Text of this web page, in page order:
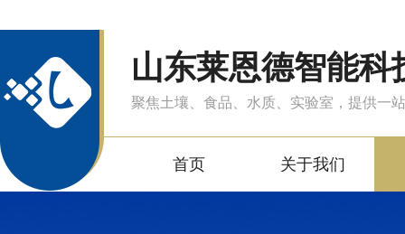
山东莱恩德智能科
聚焦土壤、食品、水质、实验室，提供一
首页 关于我们